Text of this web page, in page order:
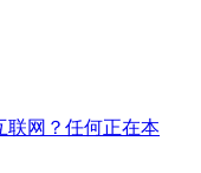
联网？任何正在本